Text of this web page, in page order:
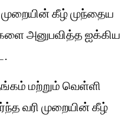
முறையின் கீழ் முந்தைய
அனுபவித்த ஐக்கிய
மற்றும் வெள்ளி
வரி முறையின் கீழ்